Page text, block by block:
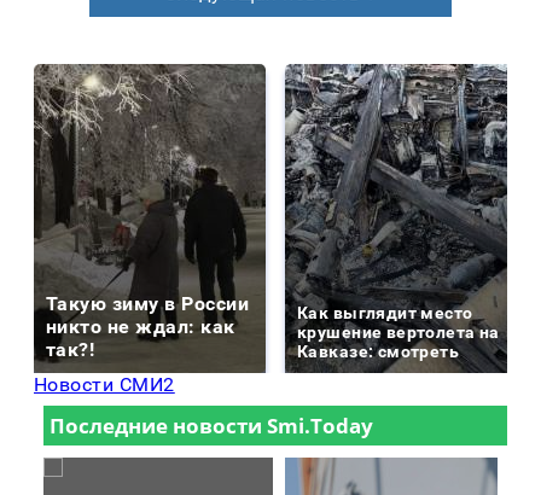
Такую зиму в России
никто не ждал: как
так?!
Как выглядит место
крушение вертолета на
Кавказе: смотреть
Новости СМИ2